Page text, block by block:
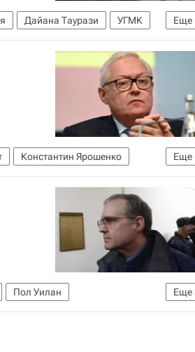
Еще
Дайана Таурази
УГМК
Еще
Константин Ярошенко
Еще
Пол Уилан
РФ (ФСБ России)